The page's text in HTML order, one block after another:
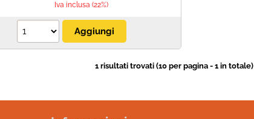
Iva inclusa (22%)
1 risultati trovati (10 per pagina - 1 in totale)